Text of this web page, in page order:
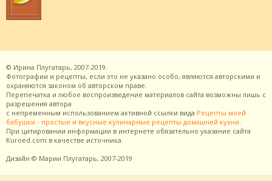
© Ирина Плугатарь, 2007-2019.
Фотографии и рецепты, если это не указано особо, являются авторскими и
охраняются законом об авторском праве.
Перепечатка и любое воспроизведение материалов сайта возможны лишь с
разрешения автора
с непременным использованием активной ссылки вида Рецепты моей
бабушки - простые и вкусные кулинарные рецепты домашней кухни.
При цитировании информации в интернете обязательно указание сайта
Kuroed.com в качестве источника.
Дизайн © Марии Плугатарь, 2007-2019